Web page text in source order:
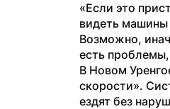
«Если это
видеть
Возможно,
есть
В Новом
скорости».
ездят без